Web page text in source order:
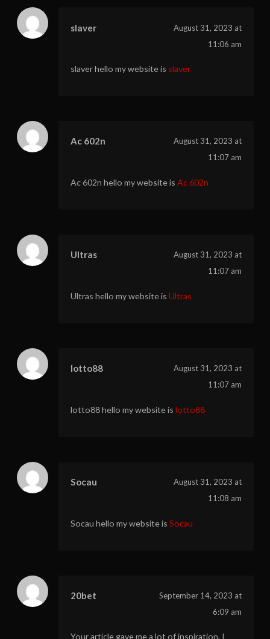
slaver
August 31, 2023 at
11:06 am
slaver hello my website is slaver
Ac 602n
August 31, 2023 at
11:07 am
Ac 602n hello my website is Ac 602n
Ultras
August 31, 2023 at
11:07 am
Ultras hello my website is Ultras
lotto88
August 31, 2023 at
11:07 am
lotto88 hello my website is lotto88
Socau
August 31, 2023 at
11:08 am
Socau hello my website is Socau
20bet
September 14, 2023 at
6:09 am
Your article gave me a lot of inspiration, I